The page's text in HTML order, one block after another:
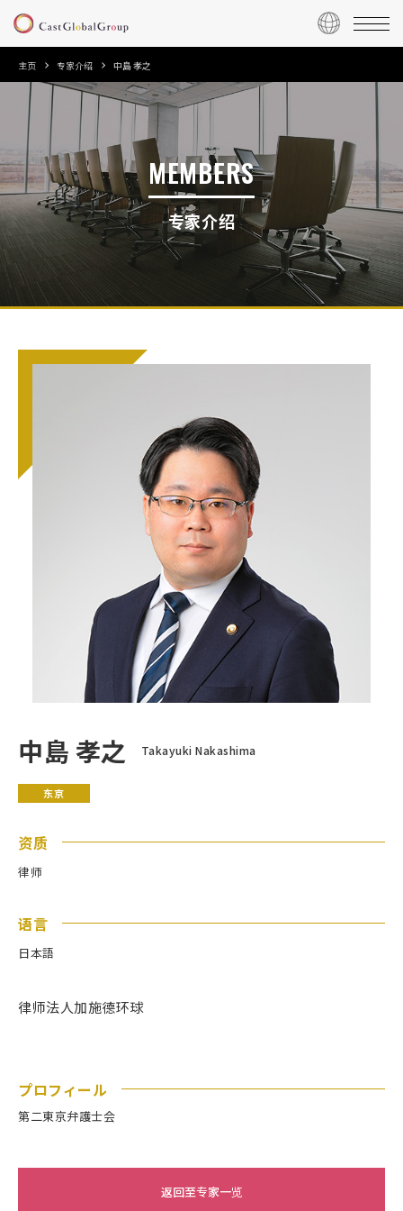
主页 专家介绍 中島 孝之
MEMBERS
专家介绍
中島 孝之 Takayuki Nakashima
东京
资质
律师
语言
日本語
律师法人加施德环球
プロフィール
第二東京弁護士会
返回至专家一览